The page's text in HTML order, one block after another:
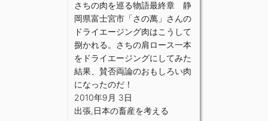
さちの肉を巡る物語最終章 静
岡県富士宮市「さの萬」さんの
ドライエージング肉はこうして
捌かれる。さちの肩ロース一本
をドライエージングにしてみた
結果、賛否両論のおもしろい肉
になったのだ！
2010年9月 3日
出張,日本の畜産を考える